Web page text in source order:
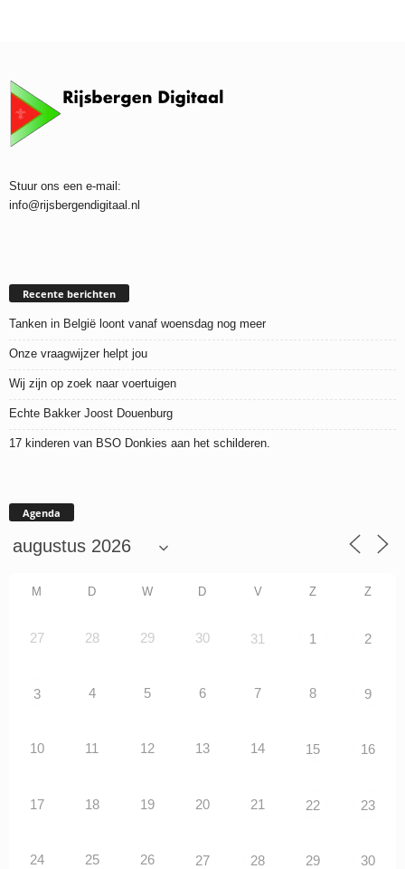
Stuur ons een e-mail:
info@rijsbergendigitaal.nl
Recente berichten
Tanken in België loont vanaf woensdag nog meer
Onze vraagwijzer helpt jou
Wij zijn op zoek naar voertuigen
Echte Bakker Joost Douenburg
17 kinderen van BSO Donkies aan het schilderen.
Agenda
M D W D V Z Z
27 28 29 30 31 1 2
3 4 5 6 7 8 9
10 11 12 13 14 15 16
17 18 19 20 21 22 23
24 25 26 27 28 29 30